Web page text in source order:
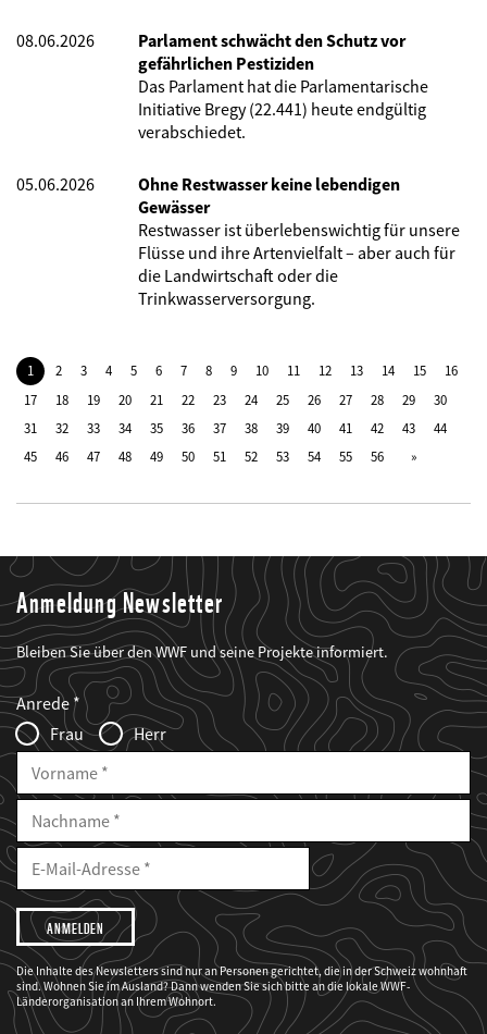
08.06.2026
Parlament schwächt den Schutz vor
gefährlichen Pestiziden
Das Parlament hat die Parlamentarische
Initiative Bregy (22.441) heute endgültig
verabschiedet.
05.06.2026
Ohne Restwasser keine lebendigen
Gewässer
Restwasser ist überlebenswichtig für unsere
Flüsse und ihre Artenvielfalt – aber auch für
die Landwirtschaft oder die
Trinkwasserversorgung.
1 2 3 4 5 6 7 8 9 10 11 12 13 14 15
16
17
18 19 20 21 22 23 24 25 26 27 28 29
30
31
32 33 34 35 36 37 38 39 40 41 42 43
44
45
46 47 48 49 50 51 52 53 54 55 56
Anmeldung Newsletter
Bleiben Sie über den WWF und seine Projekte informiert.
Web2Case
Infofelder
Fieldset
anrede_name
Anrede
Frau
Herr
Vorname
Nachname
E-
Mailadresse
E-
Adresse
Ich
möchte,
dass
der
WWF
mich
über
seine
Projekte
informiert.
Die Inhalte des Newsletters sind nur an Personen gerichtet, die in der Schweiz wohnhaft
sind. Wohnen Sie im Ausland? Dann wenden Sie sich bitte an die lokale WWF-
Länderorganisation an Ihrem Wohnort.